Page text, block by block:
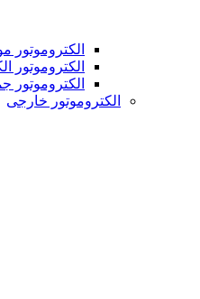
الکتروموتور
الکتروموتور
الکتروموتور
الکتروموتور خارجی